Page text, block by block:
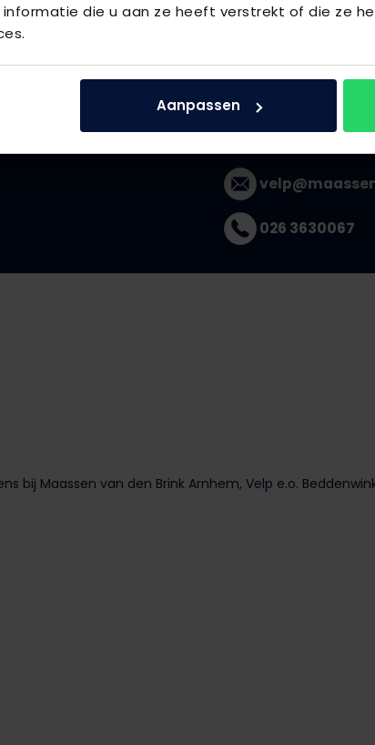
die u aan ze heeft verstrekt of die ze
Aanpassen
026 3630067